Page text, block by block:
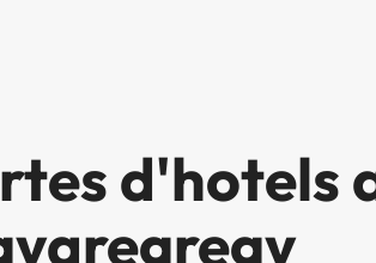
d'hotels